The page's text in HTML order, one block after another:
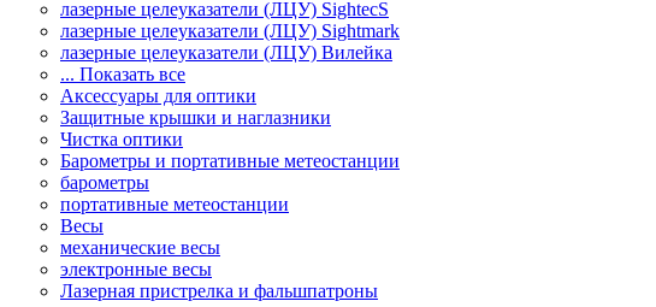
лазерные целеуказатели (ЛЦУ) SightecS
лазерные целеуказатели (ЛЦУ) Sightmark
лазерные целеуказатели (ЛЦУ) Вилейка
... Показать все
Аксессуары для оптики
Защитные крышки и наглазники
Чистка оптики
Барометры и портативные метеостанции
барометры
портативные метеостанции
Весы
механические весы
электронные весы
Лазерная пристрелка и фальшпатроны